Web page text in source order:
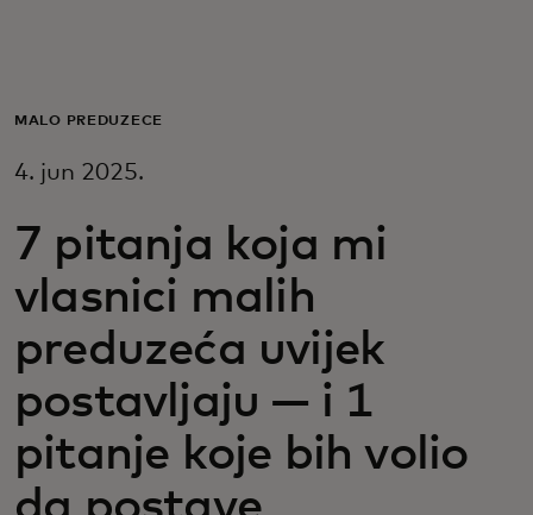
Za biznis
Za inovatore
Novosti i trendovi
MALO PREDUZEĆE
4. jun 2025.
7 pitanja koja mi
vlasnici malih
preduzeća uvijek
postavljaju — i 1
pitanje koje bih volio